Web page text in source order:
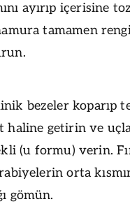
ayırıp içerisine
tamamen
bezeler koparıp
getirin ve
(u formu) verin.
orta
gömün.